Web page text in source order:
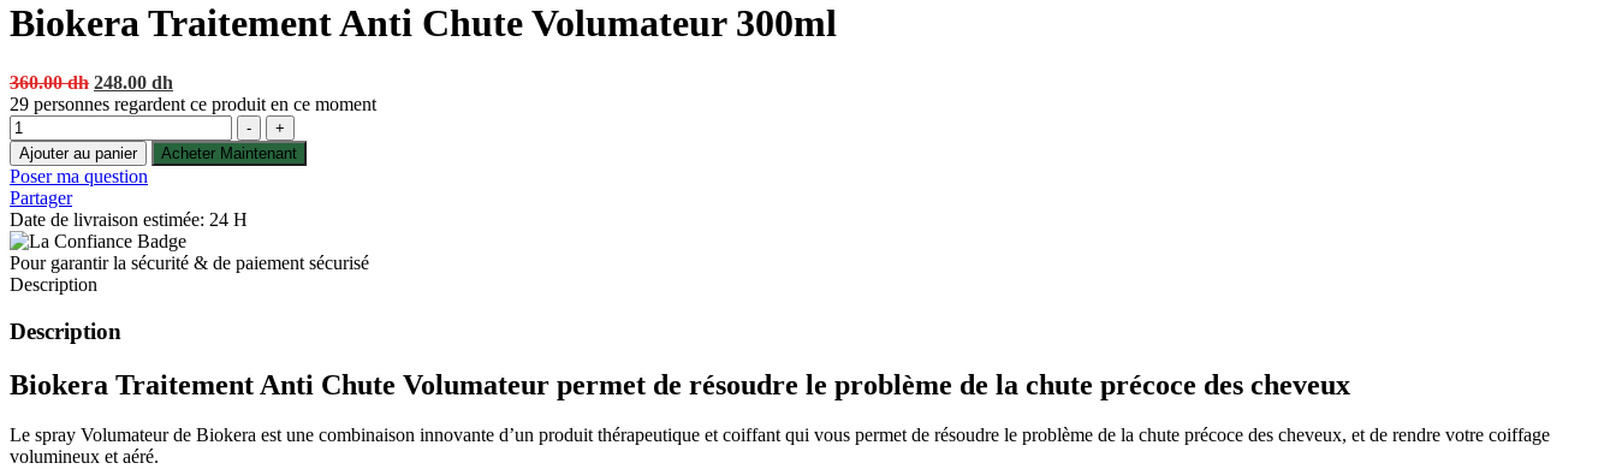
Biokera Traitement Anti Chute Volumateur 300ml
360.00dh Original
price
360.00 dh.
248.00 dh
price
248.00 dh.
29 personnes regardent ce produit en ce moment
Quantité
-
+
Ajouter au panier
Acheter Maintenant
Poser ma question
Partager
Date de livraison estimée: 24 H
Pour garantir la sécurité & de paiement sécurisé
Description
Description
Biokera Traitement Anti Chute Volumateur permet de résoudre le problème de la chute précoce des cheveux
Le spray Volumateur de Biokera est une combinaison innovante d’un produit thérapeutique et coiffant qui vous permet de résoudre le problème de la chute précoce des cheveux, et de rendre votre coiffage
volumineux et aéré.